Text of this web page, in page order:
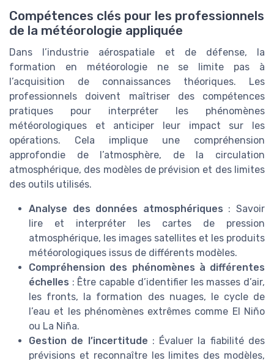
Compétences clés pour les professionnels
de la météorologie appliquée
Dans l’industrie aérospatiale et de défense, la
formation en météorologie ne se limite pas à
l’acquisition de connaissances théoriques. Les
professionnels doivent maîtriser des compétences
pratiques pour interpréter les phénomènes
météorologiques et anticiper leur impact sur les
opérations. Cela implique une compréhension
approfondie de l’atmosphère, de la circulation
atmosphérique, des modèles de prévision et des limites
des outils utilisés.
Analyse des données atmosphériques : Savoir
lire et interpréter les cartes de pression
atmosphérique, les images satellites et les produits
météorologiques issus de différents modèles.
Compréhension des phénomènes à différentes
échelles : Être capable d’identifier les masses d’air,
les fronts, la formation des nuages, le cycle de
l’eau et les phénomènes extrêmes comme El Niño
ou La Niña.
Gestion de l’incertitude : Évaluer la fiabilité des
prévisions et reconnaître les limites des modèles,